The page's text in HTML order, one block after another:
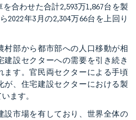
合わせた合計2,593万1,867台を製
2022年3月の2,304万66台を上回り
村部から都市部への人口移動が相
建設セクターへの需要を引き続き
ます。官民両セクターによる手頃
が、住宅建設セクターにおける製
ます。
設市場を有しており、世界全体の